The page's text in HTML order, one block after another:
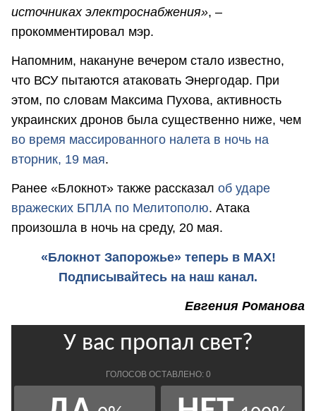
источниках электроснабжения», –
прокомментировал мэр.
Напомним, накануне вечером стало известно,
что ВСУ пытаются атаковать Энергодар. При
этом, по словам Максима Пухова, активность
украинских дронов была существенно ниже, чем
во время массированного налета в ночь на
вторник, 19 мая.
Ранее «Блокнот» также рассказал об ударе
вражеских БПЛА по Мелитополю. Атака
произошла в ночь на среду, 20 мая.
«Блокнот Запорожье» теперь в MAX!
Подписывайтесь на наш канал.
Евгения Романова